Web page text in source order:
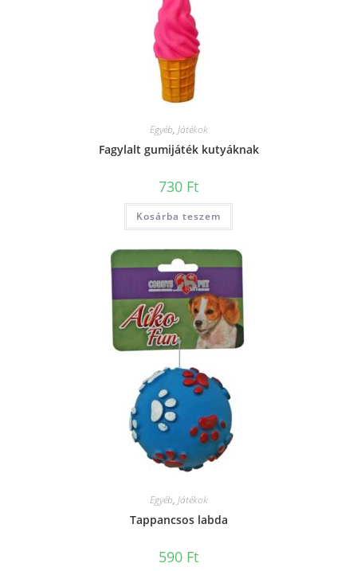
Egyéb, Játékok
Fagylalt gumijáték kutyáknak
730 Ft
Kosárba teszem
Egyéb, Játékok
Tappancsos labda
590 Ft